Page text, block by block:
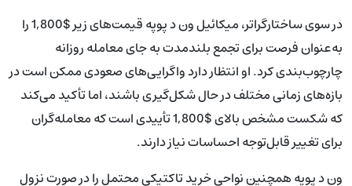
در سوی ساختارگراتر، میکائیل ون د پوپه قیمت‌های زیر $1,800 را
به‌عنوان فرصت برای تجمع بلندمدت به جای معامله روزانه
چارچوب‌بندی کرد. او انتظار دارد واگرایی‌های صعودی ممکن است در
بازه‌های زمانی مختلف در حال شکل‌گیری باشند، اما تأکید می‌کند
که شکست مشخص بالای $1,800 تأییدی است که معامله‌گران
برای تغییر قابل‌توجه احساسات نیاز دارند.
ون د پوپه همچنین نواحی خرید تاکتیکی محتمل را در صورت نزول